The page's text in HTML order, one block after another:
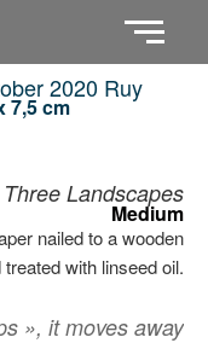
2020 Ruy
7,5 cm
Landscapes
Medium
nailed to a wooden
with linseed oil.
», it moves away